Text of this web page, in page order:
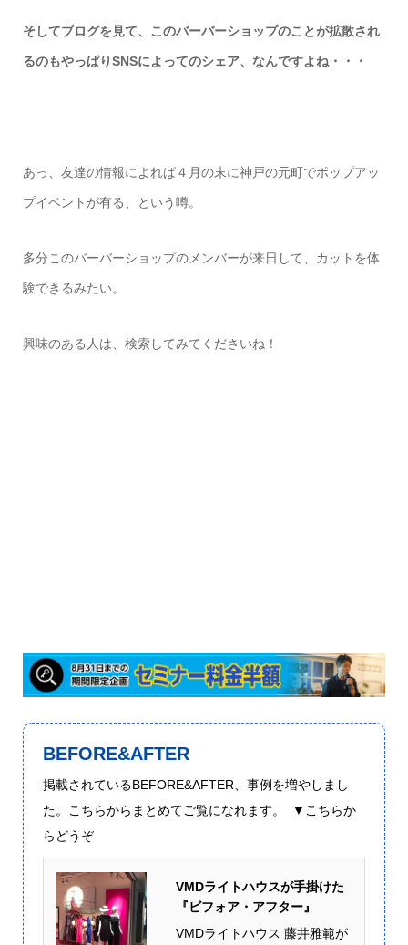
そしてブログを見て、このバーバーショップのことが拡散され
るのもやっぱりSNSによってのシェア、なんですよね・・・
あっ、友達の情報によれば４月の末に神戸の元町でポップアッ
プイベントが有る、という噂。
多分このバーバーショップのメンバーが来日して、カットを体
験できるみたい。
興味のある人は、検索してみてくださいね！
BEFORE&AFTER
掲載されているBEFORE&AFTER、事例を増やしまし
た。こちらからまとめてご覧になれます。 ▼こちらか
らどうぞ
VMDライトハウスが手掛けた
『ビフォア・アフター』
VMDライトハウス 藤井雅範が